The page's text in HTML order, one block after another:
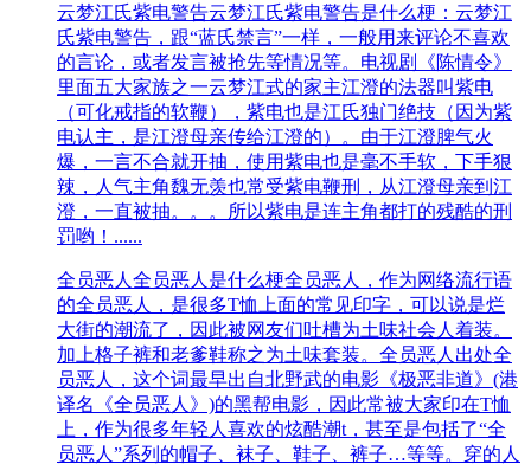
云梦江氏紫电警告云梦江氏紫电警告是什么梗：云梦江
氏紫电警告，跟“蓝氏禁言”一样，一般用来评论不喜欢
的言论，或者发言被抢先等情况等。电视剧《陈情令》
里面五大家族之一云梦江式的家主江澄的法器叫紫电
（可化戒指的软鞭），紫电也是江氏独门绝技（因为紫
电认主，是江澄母亲传给江澄的）。由于江澄脾气火
爆，一言不合就开抽，使用紫电也是毫不手软，下手狠
辣，人气主角魏无羡也常受紫电鞭刑，从江澄母亲到江
澄，一直被抽。。。所以紫电是连主角都打的残酷的刑
罚哟！......
全员恶人 全员恶人是什么梗全员恶人，作为网络流行语
的全员恶人，是很多T恤上面的常见印字，可以说是烂
大街的潮流了，因此被网友们吐槽为土味社会人着装。
加上格子裤和老爹鞋称之为土味套装。全员恶人出处全
员恶人，这个词最早出自北野武的电影《极恶非道》(港
译名《全员恶人》)的黑帮电影，因此常被大家印在T恤
上，作为很多年轻人喜欢的炫酷潮t，甚至是包括了“全
员恶人”系列的帽子、袜子、鞋子、裤子…等等。穿的人